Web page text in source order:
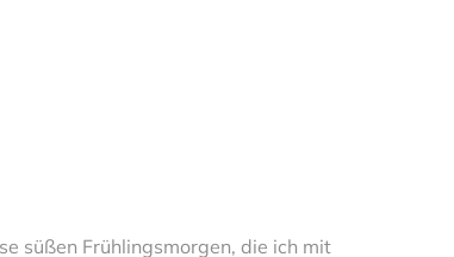
süßen Frühlingsmorgen, die ich mit